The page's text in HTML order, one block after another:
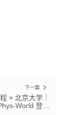
下一篇
× 北京大学｜
World 登顶